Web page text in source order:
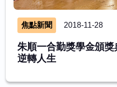
焦點新聞 2018-11-28
朱順一合勤獎學金頒
逆轉人生